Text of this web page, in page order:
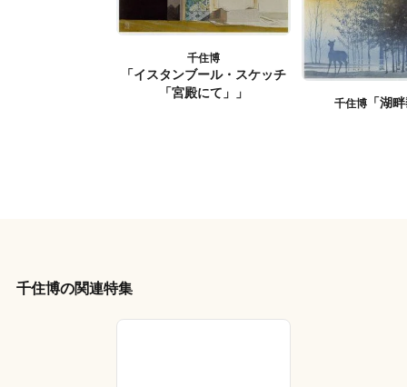
千住博
「イスタンブール・スケッチ
「宮殿にて」」
千住博 「湖
千住博の関連特集